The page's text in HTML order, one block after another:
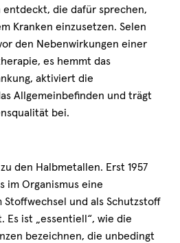
die dafür sprechen,
Kranken einzusetzen. Selen
den Nebenwirkungen einer
es hemmt das
aktiviert die
Allgemeinbefinden und trägt
bei.
den Halbmetallen. Erst 1957
im Organismus eine
und als Schutzstoff
Es ist „essentiell“, wie die
bezeichnen, die unbedingt